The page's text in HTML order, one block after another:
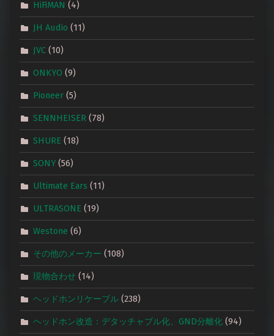
HiFiMAN (4)
JH Audio (11)
JVC (10)
ONKYO (9)
Pioneer (5)
SENNHEISER (78)
SHURE (18)
SONY (56)
Ultimate Ears (11)
ULTRASONE (19)
Westone (6)
その他のメーカー (108)
現物合わせ (14)
ヘッドホンリケーブル (238)
ヘッドホン改造：デタッチャブル化、GND分離化 (94)